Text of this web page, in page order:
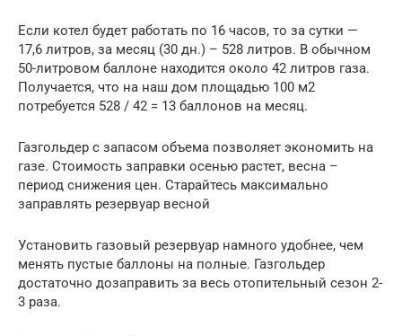
Если котел будет работать по 16 часов, то за сутки —
17,6 литров, за месяц (30 дн.) – 528 литров. В обычном
50-литровом баллоне находится около 42 литров газа.
Получается, что на наш дом площадью 100 м2
потребуется 528 / 42 = 13 баллонов на месяц.
Газгольдер с запасом объема позволяет экономить на
газе. Стоимость заправки осенью растет, весна –
период снижения цен. Старайтесь максимально
заправлять резервуар весной
Установить газовый резервуар намного удобнее, чем
менять пустые баллоны на полные. Газгольдер
достаточно дозаправить за весь отопительный сезон 2-
3 раза.